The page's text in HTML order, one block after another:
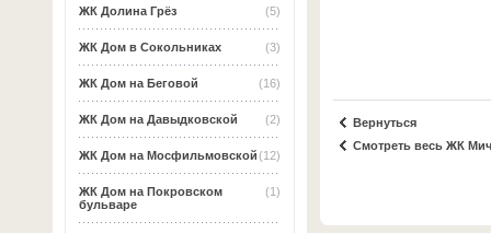
(5)
ЖК Долина Грёз
(3)
ЖК Дом в Сокольниках
(16)
ЖК Дом на Беговой
(2)
ЖК Дом на Давыдковской
(12)
ЖК Дом на Мосфильмовской
(1)
ЖК Дом на Покровском
бульваре
Вернуться
Смотреть весь ЖК